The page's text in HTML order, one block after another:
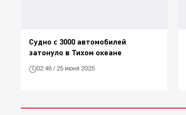
Судно с 3000 автомобилей
затонуло в Тихом океане
02:46 / 25 июня 2025